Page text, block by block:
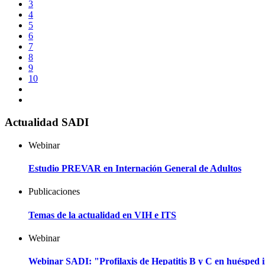
3
4
5
6
7
8
9
10
Actualidad SADI
Webinar
Estudio PREVAR en Internación General de Adultos
Publicaciones
Temas de la actualidad en VIH e ITS
Webinar
Webinar SADI: "Profilaxis de Hepatitis B y C en huésped